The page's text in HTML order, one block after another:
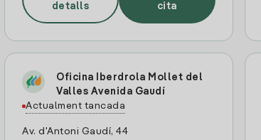
detalls
cita
Oficina Iberdrola Mollet del
Valles Avenida Gaudí
Actualment tancada
Av. d'Antoni Gaudí, 44